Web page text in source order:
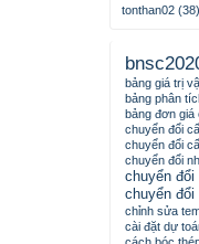
tonthan02 (38)
bảng giá trị
bảng phân
bảng đơn giá
chuyển đổi
chuyển đổi
chuyển đổi
chuyển đổi
chuyển đổi
chỉnh sửa
cài đặt dự